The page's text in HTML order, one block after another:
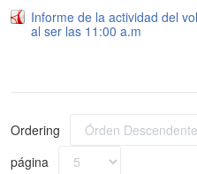
Informe de la actividad del
al ser las 11:00 a.m
Ordering
página